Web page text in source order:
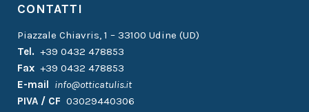
CONTATTI
Piazzale Chiavris, 1 – 33100 Udine (UD)
Tel. +39 0432 478853
Fax +39 0432 478853
E-mail info@otticatulis.it
PIVA / CF 03029440306